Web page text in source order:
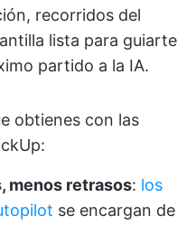
recorridos del
lista para guiarte
partido a la IA.
obtienes con las
menos retrasos: los
se encargan de